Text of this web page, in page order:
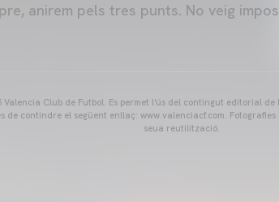
anirem pels tres punts. No veig
Valencia Club de Futbol. Es permet l'ús del contingut editorial
de contindre el següent enllaç: www.valenciacf.com.
seua reutilització.